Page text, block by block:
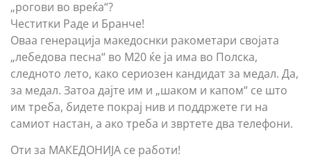
„рогови во вреќа“?
Честитки Раде и Бранче!
Оваа генерација македоснки ракометари својата
„лебедова песна“ во М20 ќе ја има во Полска,
следното лето, како сериозен кандидат за медал. Да,
за медал. Затоа дајте им и „шаком и капом“ се што
им треба, бидете покрај нив и поддржете ги на
самиот настан, а ако треба и звртете два телефони.
Оти за МАКЕДОНИЈА се работи!